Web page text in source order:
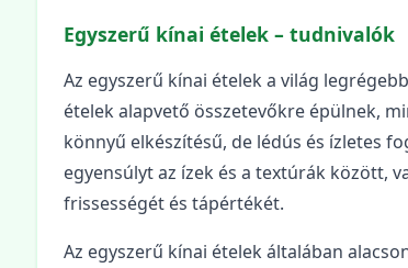
Egyszerű kínai ételek – tudnivalók
Az egyszerű kínai ételek a világ
ételek alapvető összetevőkre épülnek,
könnyű elkészítésű, de lédús és ízletes
egyensúlyt az ízek és a textúrák között,
frissességét és tápértékét.
Az egyszerű kínai ételek általában